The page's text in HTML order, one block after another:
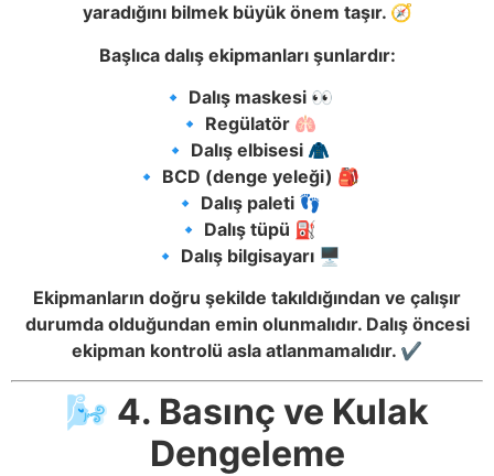
yaradığını bilmek büyük önem taşır. 🧭
Başlıca dalış ekipmanları şunlardır:
🔹 Dalış maskesi 👀
🔹 Regülatör 🫁
🔹 Dalış elbisesi 🧥
🔹 BCD (denge yeleği) 🎒
🔹 Dalış paleti 👣
🔹 Dalış tüpü ⛽
🔹 Dalış bilgisayarı 🖥️
Ekipmanların doğru şekilde takıldığından ve çalışır
durumda olduğundan emin olunmalıdır. Dalış öncesi
ekipman kontrolü asla atlanmamalıdır. ✔️
🌬️ 4. Basınç ve Kulak
Dengeleme